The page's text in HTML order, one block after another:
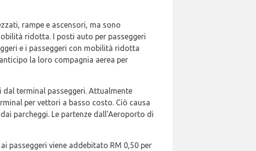
rampe e ascensori, ma sono
ridotta. I posti auto per passeggeri
e i passeggeri con mobilità ridotta
la loro compagnia aerea per
terminal passeggeri. Attualmente
per vettori a basso costo. Ciò causa
parcheggi. Le partenze dall'Aeroporto di
passeggeri viene addebitato RM 0,50 per